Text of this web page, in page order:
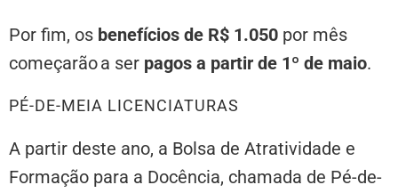
Por fim, os benefícios de R$ 1.050 por mês
começarão a ser pagos a partir de 1º de maio.
PÉ-DE-MEIA LICENCIATURAS
A partir deste ano, a Bolsa de Atratividade e
Formação para a Docência, chamada de Pé-de-